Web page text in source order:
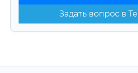
Задать вопрос в